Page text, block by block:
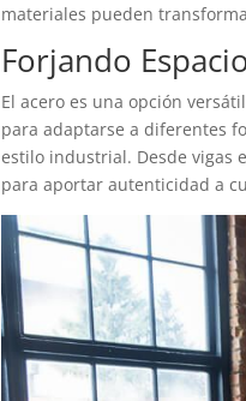
materiales pueden
Forjando
El acero es una opción
para adaptarse a diferentes
estilo industrial. Desde vigas
para aportar autenticidad a